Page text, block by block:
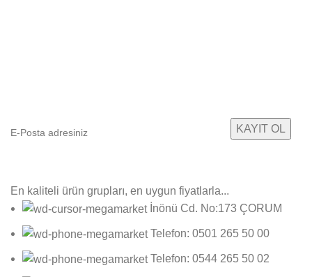
En kaliteli ürün grupları, en uygun fiyatlarla...
İnönü Cd. No:173 ÇORUM
Telefon: 0501 265 50 00
Telefon: 0544 265 50 02